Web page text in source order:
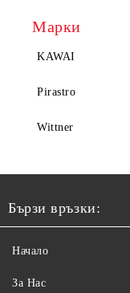
Марки
KAWAI
Pirastro
Wittner
Бързи връзки:
Начало
За Нас